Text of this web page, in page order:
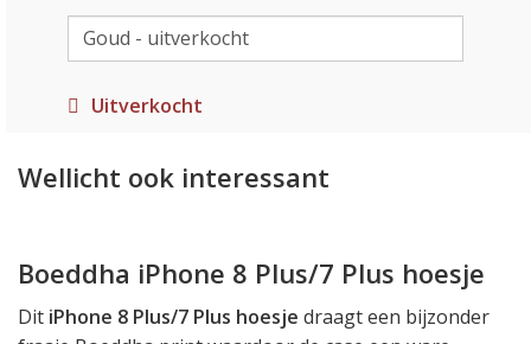
Uitverkocht
Wellicht ook interessant
Boeddha iPhone 8 Plus/7 Plus hoesje
Dit iPhone 8 Plus/7 Plus hoesje draagt een bijzonder